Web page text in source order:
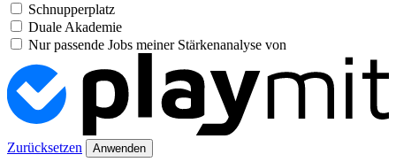
Schnupperplatz
Duale Akademie
Nur passende Jobs meiner Stärkenanalyse von
Zurücksetzen Anwenden